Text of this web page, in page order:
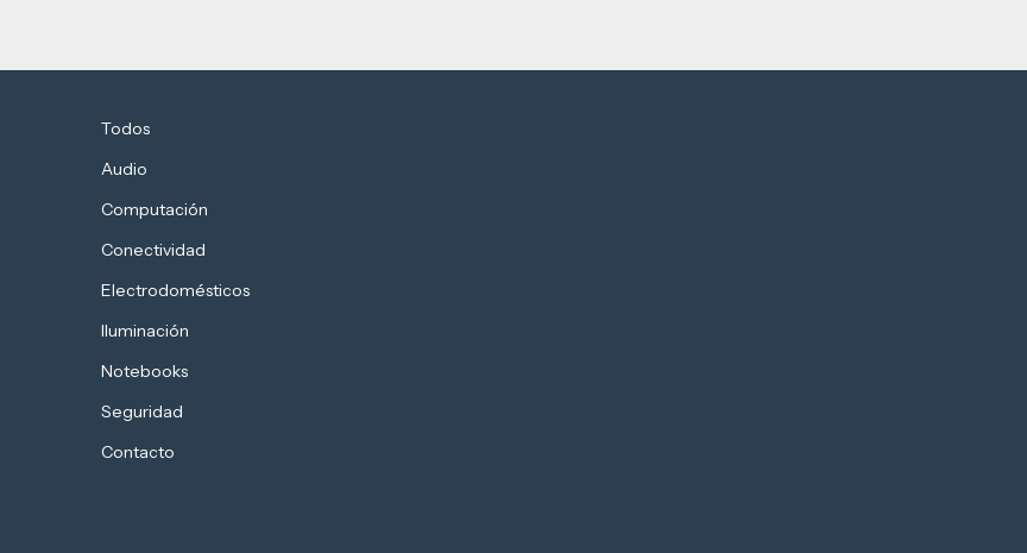
Todos
Audio
Computación
Conectividad
Electrodomésticos
Iluminación
Notebooks
Seguridad
Contacto